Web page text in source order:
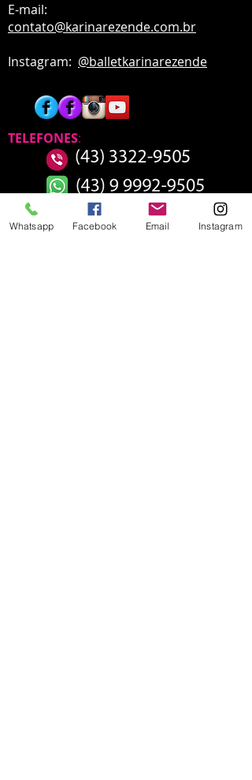
E-mail:
contato@karinarezende.com.br
Instagram: @balletkarinarezende
TELEFONES:
Whatsapp Facebook Email Instagram